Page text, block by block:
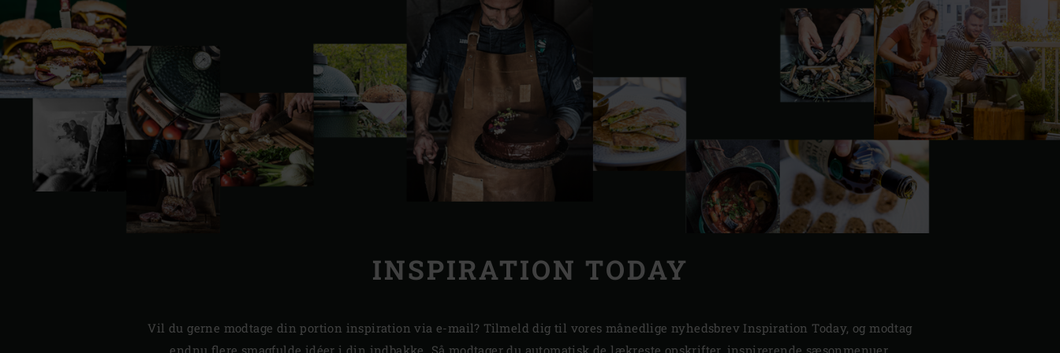
INSPIRATION TODAY
Vil du gerne modtage din portion inspiration via e-mail? Tilmeld dig til vores månedlige nyhedsbrev Inspiration Today, og modtag
endnu flere smagfulde idéer i din indbakke. Så modtager du automatisk de lækreste opskrifter, inspirerende sæsonmenuer,